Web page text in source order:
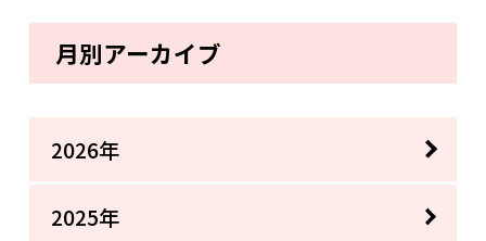
月別アーカイブ
2026年
2025年